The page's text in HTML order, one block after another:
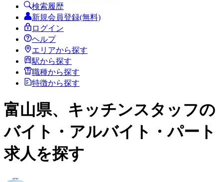
検索履歴
新規会員登録(無料)
ログイン
ヘルプ
エリアから探す
駅から探す
職種から探す
特徴から探す
富山県、キッチンスタッフの
バイト・アルバイト・パート
求人を探す